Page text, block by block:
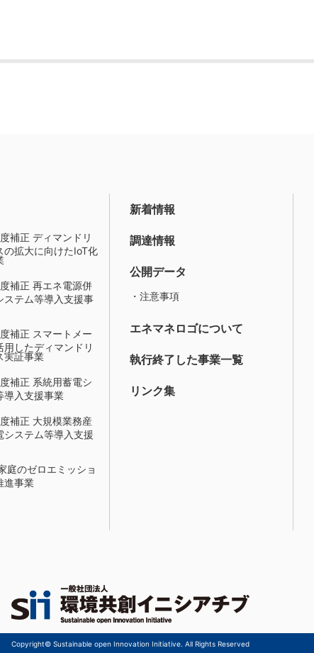
補正 ディマンドリ
の拡大に向けたIoT化
補正 再エネ電源併
ステム等導入支援事
補正 スマートメー
用したディマンドリ
実証事業
補正 系統用蓄電シ
導入支援事業
補正 大規模業務産
システム等導入支援
庭のゼロエミッショ
進事業
新着情報
調達情報
公開データ
・注意事項
エネマネロゴについて
執行終了した事業一覧
リンク集
Copyright© Sustainable open Innovation Initiative. All Rights Reserved